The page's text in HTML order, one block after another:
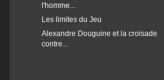
l'homme...
Les limites du Jeu
Alexandre Douguine et la croisade
contre...